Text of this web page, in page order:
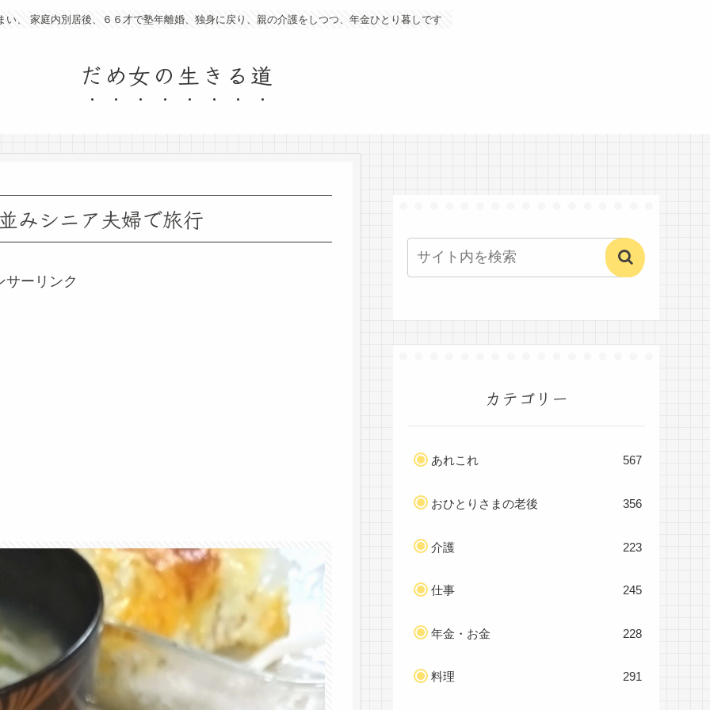
い、 家庭内別居後、６６才で塾年離婚、独身に戻り、親の介護をしつつ、年金ひとり暮しです
だめ女の生きる道
みシニア夫婦で旅行
サーリンク
カテゴリー
あれこれ 567
おひとりさまの老後 356
介護 223
仕事 245
年金・お金 228
料理 291